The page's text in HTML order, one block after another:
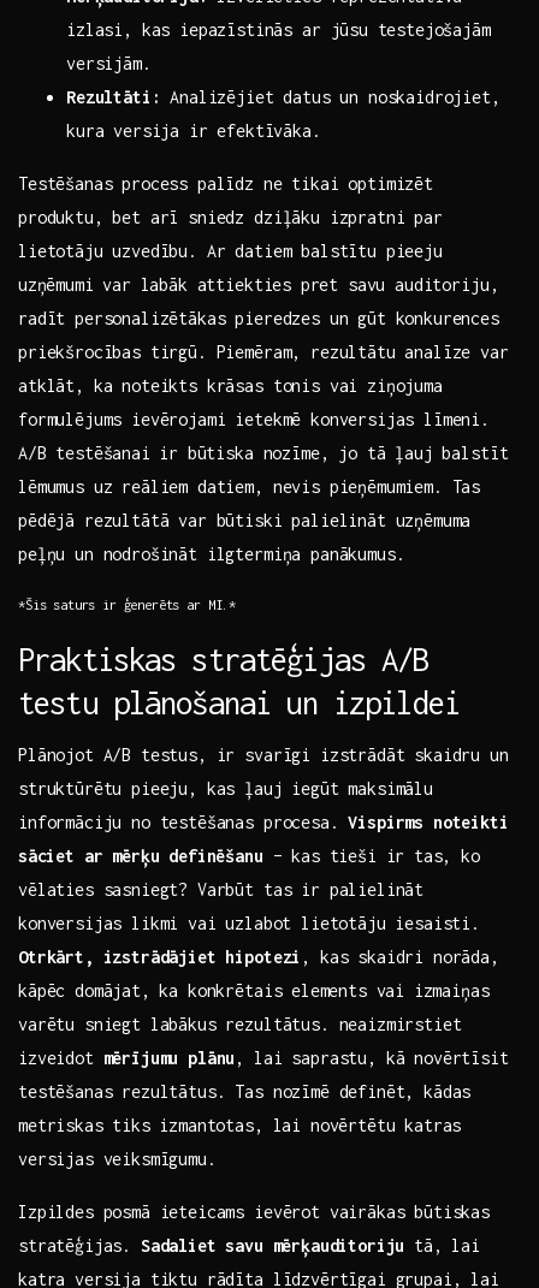
izlasi, kas iepazīstinās ar jūsu ⁢testejošajām
versijām.
Rezultāti: Analizējiet datus un noskaidrojiet,
kura versija ir efektīvāka.
Testēšanas process palīdz ne tikai optimizēt
produktu, bet arī​ sniedz dziļāku izpratni‌ par
lietotāju uzvedību. Ar datiem balstītu pieeju
⁣uzņēmumi⁣ var labāk attiekties ⁢pret savu auditoriju,
radīt personalizētākas ‌pieredzes un gūt konkurences
priekšrocības ‌tirgū. ​Piemēram, rezultātu analīze ⁢var
atklāt, ka noteikts krāsas tonis vai ‌ziņojuma
formulējums ievērojami ietekmē konversijas līmeni.
A/B testēšanai⁣ ir ⁣būtiska nozīme, jo tā ļauj balstīt‌
lēmumus uz reāliem datiem, nevis pieņēmumiem. Tas
pēdējā rezultātā var būtiski palielināt uzņēmuma
peļņu un​ nodrošināt ilgtermiņa panākumus.
*Šis saturs ir‌ ģenerēts ar MI.*
Praktiskas stratēģijas A/B
testu plānošanai ⁢un izpildei
Plānojot A/B testus, ir svarīgi izstrādāt skaidru un
struktūrētu pieeju, kas ļauj iegūt maksimālu
informāciju no testēšanas procesa.Vispirms ‍noteikti
⁤sāciet ar mērķu definēšanu – kas tieši ir ⁣tas, ko
vēlaties sasniegt? ‍Varbūt tas ir palielināt
konversijas likmi ⁢vai uzlabot lietotāju iesaisti.
Otrkārt, ‌izstrādājiet hipotezi , kas skaidri norāda,
kāpēc domājat, ⁤ka konkrētais ⁣elements vai ⁢izmaiņas
varētu sniegt labākus rezultātus. neaizmirstiet‍
izveidot mērījumu plānu , lai saprastu, kā novērtīsit
testēšanas rezultātus. Tas nozīmē definēt, kādas
metriskas tiks ⁢izmantotas, lai novērtētu katras
versijas veiksmīgumu.
Izpildes posmā ieteicams ievērot vairākas būtiskas
stratēģijas.‍ Sadaliet⁤ savu ‌mērķauditoriju tā, lai
katra versija tiktu rādīta līdzvērtīgai grupai, lai ​